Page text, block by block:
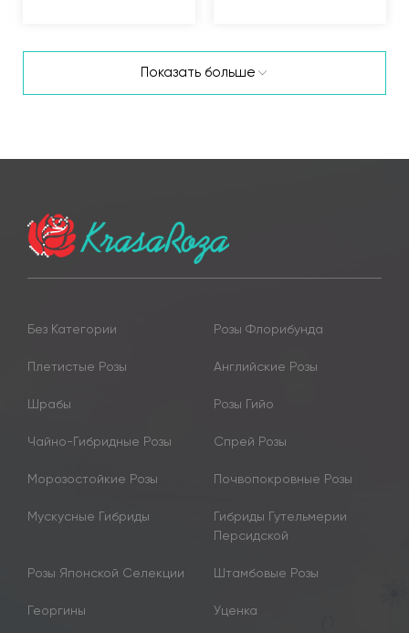
Показать больше
Без Категории Розы Флорибунда
Плетистые Розы Английские Розы
Шрабы Розы Гийо
Чайно-Гибридные Розы Спрей Розы
Морозостойкие Розы Почвопокровные Розы
Мускусные Гибриды
Гибриды Гутельмерии
Персидской
Розы Японской Селекции Штамбовые Розы
Георгины Уценка